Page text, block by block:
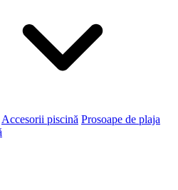
Accesorii piscină Prosoape de plaja